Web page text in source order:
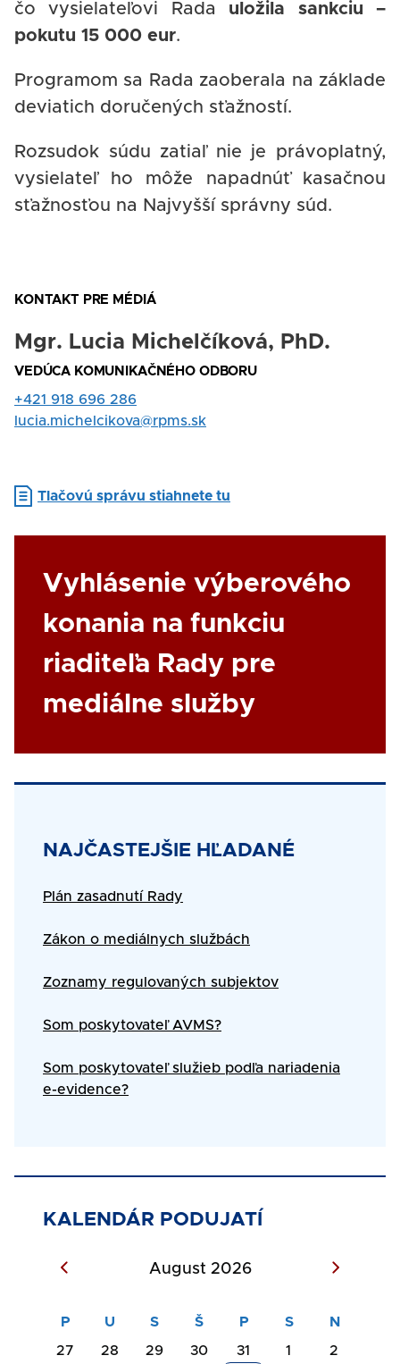
čo vysielateľovi Rada uložila sankciu –
pokutu 15 000 eur.
Programom sa Rada zaoberala na základe
deviatich doručených sťažností.
Rozsudok súdu zatiaľ nie je právoplatný,
vysielateľ ho môže napadnúť kasačnou
sťažnosťou na Najvyšší správny súd.
KONTAKT PRE MÉDIÁ
Nadpis
Mgr. Lucia Michelčíková, PhD.
Rola
VEDÚCA KOMUNIKAČNÉHO ODBORU
Tel.
kontakt
+421 918 696 286
E-
lucia.michelcikova@rpms.sk
Document
Tlačovú správu stiahnete tu
Link
Vyhlásenie výberového
konania na funkciu
riaditeľa Rady pre
mediálne služby
Title
NAJČASTEJŠIE HĽADANÉ
Text
Plán zasadnutí Rady
Zákon o mediálnych službách
Zoznamy regulovaných subjektov
Som poskytovateľ AVMS?
Som poskytovateľ služieb podľa nariadenia
e-evidence?
KALENDÁR PODUJATÍ
August 2026
27 28 29 30 31 1
2